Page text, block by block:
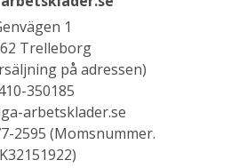
1
Trelleborg
på adressen)
350185
arbetsklader.se
2595 (Momsnummer.